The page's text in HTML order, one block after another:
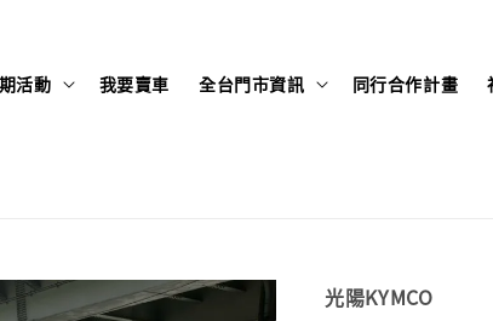
活動 我要賣車 全台門市資訊 同行合作計畫
光陽KYMCO